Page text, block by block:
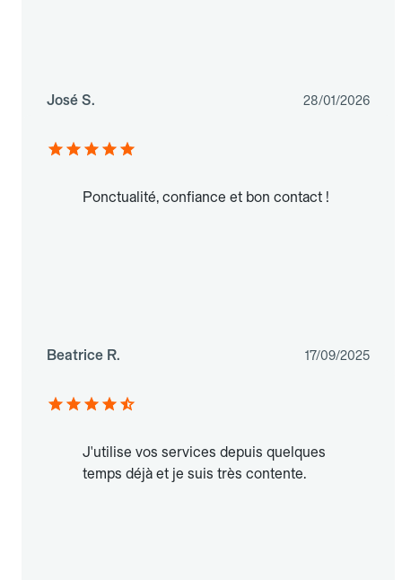
José S. 28/01/2026
Ponctualité, confiance et bon contact !
Beatrice R. 17/09/2025
J'utilise vos services depuis quelques
temps déjà et je suis très contente.